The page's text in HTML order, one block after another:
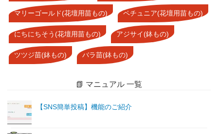
マリーゴールド(花壇用苗もの) ペチュニア(花壇用苗もの)
にちにちそう(花壇用苗もの) アジサイ(鉢もの)
ツツジ苗(鉢もの) バラ苗(鉢もの)
📗 マニュアル 一覧
【SNS簡単投稿】機能のご紹介